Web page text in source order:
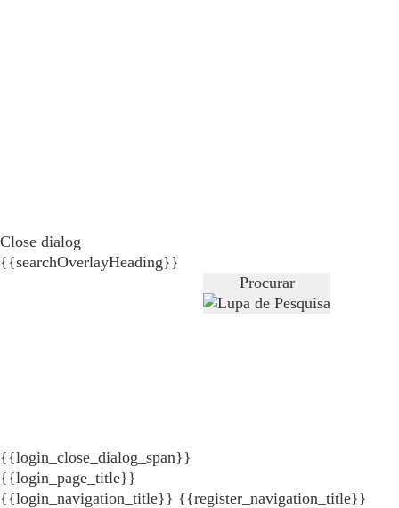
Close dialog
{{searchOverlayHeading}}
Procurar
{{login_close_dialog_span}}
{{login_page_title}}
{{login_navigation_title}} {{register_navigation_title}}